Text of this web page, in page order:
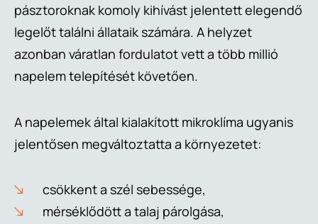
pásztoroknak komoly kihívást jelentett elegendő
legelőt találni állataik számára. A helyzet
azonban váratlan fordulatot vett a több millió
napelem telepítését követően.
A napelemek által kialakított mikroklíma ugyanis
jelentősen megváltoztatta a környezetet:
csökkent a szél sebessége,
mérséklődött a talaj párolgása,